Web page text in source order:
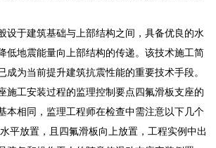
设于建筑基础与上部结构之间，具备优良的水
低地震能量向上部结构的传递。该技术施工简
成为当前提升建筑抗震性能的重要技术手段。
施工安装过程的监理控制要点四氟滑板支座的
本相同，监理工程师在检查中需注意以下几个
平放置，且四氟滑板向上放置，工程实例中出